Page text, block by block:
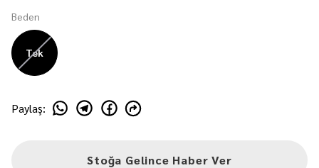
Beden
Tek
Paylaş:
Stoğa Gelince Haber Ver